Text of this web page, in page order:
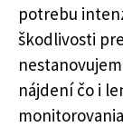
potrebu
škodlivosti
nájdení čo i